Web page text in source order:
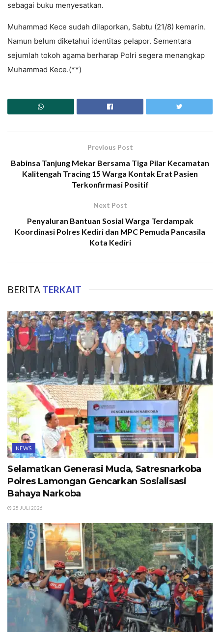
sebagai buku menyesatkan.
Muhammad Kece sudah dilaporkan, Sabtu (21/8) kemarin.
Namun belum diketahui identitas pelapor. Sementara
sejumlah tokoh agama berharap Polri segera menangkap
Muhammad Kece.(**)
Previous Post
Babinsa Tanjung Mekar Bersama Tiga Pilar Kecamatan
Kalitengah Tracing 15 Warga Kontak Erat Pasien
Terkonfirmasi Positif
Next Post
Penyaluran Bantuan Sosial Warga Terdampak
Koordinasi Polres Kediri dan MPC Pemuda Pancasila
Kota Kediri
BERITA TERKAIT
NEWS
Selamatkan Generasi Muda, Satresnarkoba
Polres Lamongan Gencarkan Sosialisasi
Bahaya Narkoba
25 JULI 2026